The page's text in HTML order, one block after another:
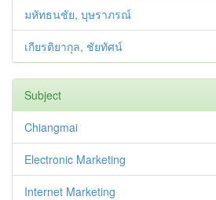
มหัทธนชัย, บุษราภรณ์
เกียรติยากุล, ชัยทัศน์
Subject
Chiangmai
Electronic Marketing
Internet Marketing